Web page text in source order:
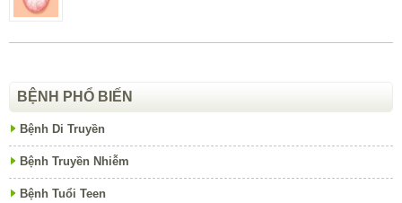
BỆNH PHỔ BIẾN
Bệnh Di Truyền
Bệnh Truyền Nhiễm
Bệnh Tuổi Teen